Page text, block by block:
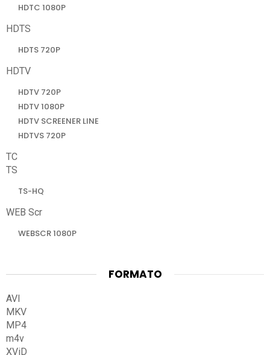
HDTC 1080P
HDTS
HDTS 720P
HDTV
HDTV 720P
HDTV 1080P
HDTV SCREENER LINE
HDTVS 720P
TC
TS
TS-HQ
WEB Scr
WEBSCR 1080P
FORMATO
AVI
MKV
MP4
m4v
XViD